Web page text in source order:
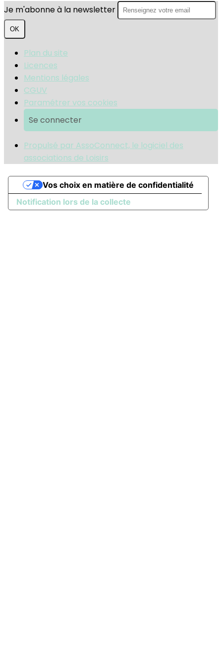
Je m'abonne à la newsletter
OK
Plan du site
Licences
Mentions légales
CGUV
Paramétrer vos cookies
Se connecter
Propulsé par AssoConnect, le logiciel des
associations de Loisirs
Notification lors de la collecte
Vos choix en matière de confidentialité